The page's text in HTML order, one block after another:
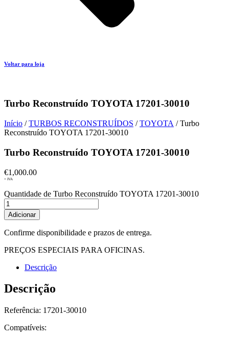
Voltar para loja
Turbo Reconstruído TOYOTA 17201-30010
Início /TURBOS RECONSTRUÍDOS /TOYOTA / Turbo
Reconstruído TOYOTA 17201-30010
Turbo Reconstruído TOYOTA 17201-30010
€1,000.00
+ IVA
Quantidade de Turbo Reconstruído TOYOTA 17201-30010
Adicionar
Confirme disponibilidade e prazos de entrega.
PREÇOS ESPECIAIS PARA OFICINAS.
Descrição
Descrição
Referência: 17201-30010
Compatíveis: